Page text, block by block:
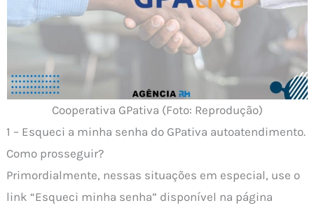
Cooperativa GPativa (Foto: Reprodução)
1 – Esqueci a minha senha do GPativa autoatendimento.
Como prosseguir?
Primordialmente, nessas situações em especial, use o
link “Esqueci minha senha” disponível na página